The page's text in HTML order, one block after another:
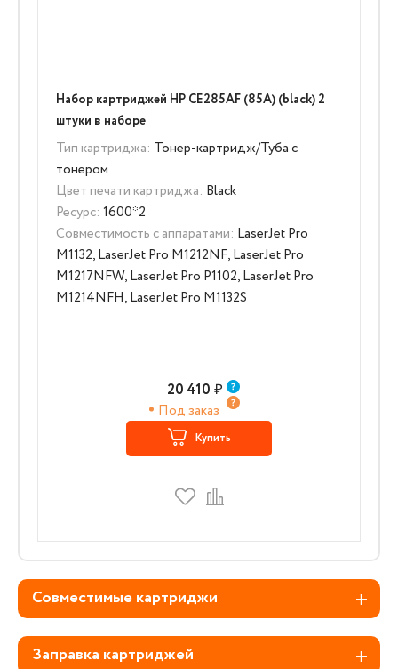
Набор картриджей HP CE285AF (85A) (black) 2
штуки в наборе
Тип картриджа: Тонер-картридж/Туба с
тонером
Цвет печати картриджа: Black
Ресурс: 1600*2
Совместимость с аппаратами: LaserJet Pro
M1132, LaserJet Pro M1212NF, LaserJet Pro
M1217NFW, LaserJet Pro P1102, LaserJet Pro
M1214NFH, LaserJet Pro M1132S
20 410 ₽
Под заказ
Купить
Совместимые картриджи
Заправка картриджей